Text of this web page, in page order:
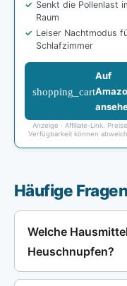
Senkt die Pollenlast
Raum
Leiser Nachtmodus
Schlafzimmer
shopping_cart
Auf
Anzeige · Affiliate-Link.
Verfügbarkeit können
Häufige Fragen
Welche
Heuschnupfen?